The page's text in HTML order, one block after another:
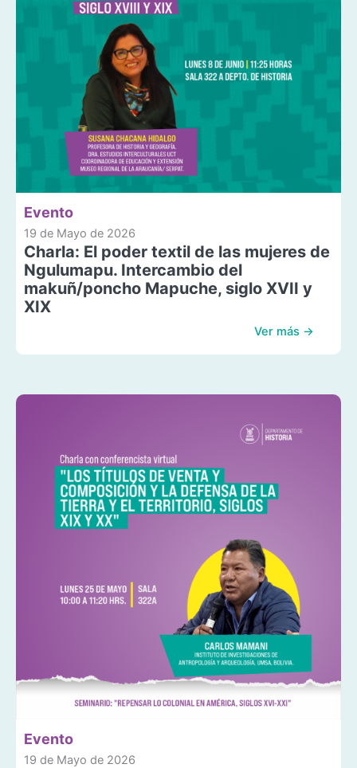
Evento
19 de Mayo de 2026
Charla: El poder textil de las mujeres de
Ngulumapu. Intercambio del
makuñ/poncho Mapuche, siglo XVII y
XIX
Ver más →
Evento
19 de Mayo de 2026